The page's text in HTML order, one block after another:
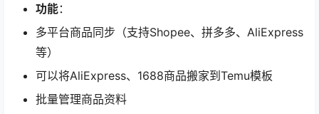
功能：
多平台商品同步（支持Shopee、拼多多、AliExpress
等）
可以将AliExpress、1688商品搬家到Temu模板
批量管理商品资料